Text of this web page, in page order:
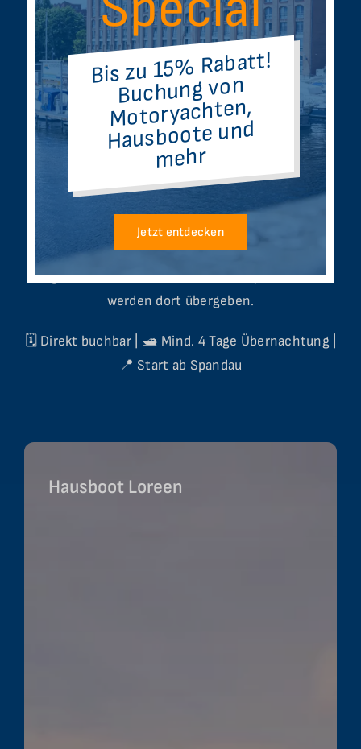
ihreWorkation
auf dem Wasser in
Berlin!
Tagesverleih und Charter behandeln wir getrennt.
Sie können die Boote über unseren Boots- und
Yachtcharter Lanke Charter buchen. Die Boote
liegen trotzdem im Altstadthafen Spandau und
werden dort übergeben.
🗓️ Direkt buchbar | 🛥️ Mind. 4 Tage Übernachtung |
📍 Start ab Spandau
Hausboot Loreen
Bis zu 15% Rabatt!
Buchung von
Motoryachten,
Hausboote und
mehr
Jetzt entdecken